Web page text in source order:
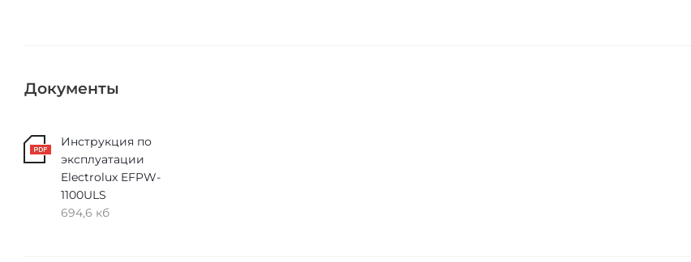
Документы
Инструкция по
эксплуатации
Electrolux EFPW-
1100ULS
694,6 кб